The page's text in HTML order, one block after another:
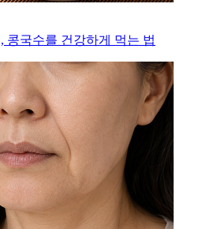
콩국수를 건강하게 먹는 법